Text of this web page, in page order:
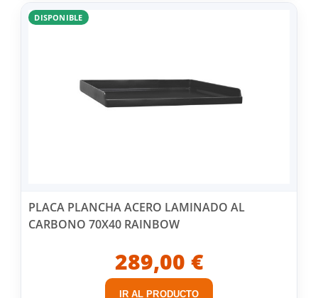
DISPONIBLE
PLACA PLANCHA ACERO LAMINADO AL
CARBONO 70X40 RAINBOW
289,00 €
IR AL PRODUCTO